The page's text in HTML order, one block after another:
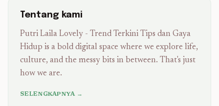
Tentang kami
Putri Laila Lovely - Trend Terkini Tips dan Gaya
Hidup is a bold digital space where we explore life,
culture, and the messy bits in between. That's just
how we are.
SELENGKAPNYA →